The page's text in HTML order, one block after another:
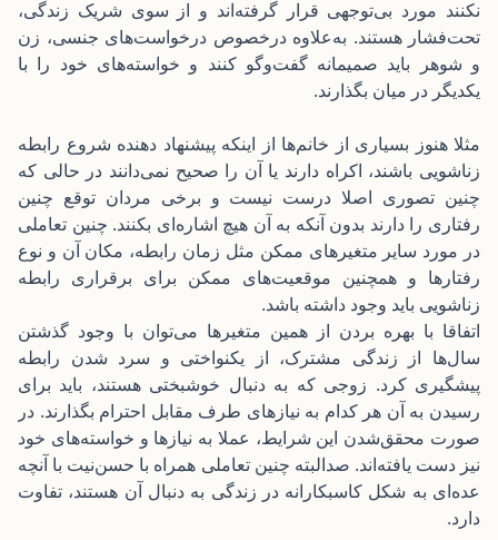
نکنند مورد بی‌توجهی قرار گرفته‌اند و از سوی شریک زندگی،
تحت‌فشار هستند. به‌علاوه درخصوص درخواست‌های جنسی، زن
و شوهر باید صمیمانه گفت‌وگو کنند و خواسته‌های خود را با
یکدیگر در میان بگذارند.
مثلا هنوز بسیاری از خانم‌ها از اینکه پیشنهاد دهنده شروع رابطه
زناشویی باشند، اکراه دارند یا آن را صحیح نمی‌دانند در حالی که
چنین تصوری اصلا درست نیست و برخی مردان توقع چنین
رفتاری را دارند بدون آنکه به آن هیچ اشاره‌ای بکنند. چنین تعاملی
در مورد سایر متغیرهای ممکن مثل زمان رابطه، مکان آن و نوع
رفتارها و همچنین موقعیت‌های ممکن برای برقراری رابطه
زناشویی باید وجود داشته باشد.
اتفاقا با بهره بردن از همین متغیرها می‌توان با وجود گذشتن
سال‌ها از زندگی مشترک، از یکنواختی و سرد شدن رابطه
پیشگیری کرد. زوجی که به دنبال خوشبختی هستند، باید برای
رسیدن به آن هر کدام به نیازهای طرف مقابل احترام بگذارند. در
صورت محقق‌شدن این شرایط، عملا به نیازها و خواسته‌های خود
نیز دست یافته‌اند. صدالبته چنین تعاملی همراه با حسن‌نیت با آنچه
عده‌ای به شکل کاسبکارانه در زندگی به دنبال آن هستند، تفاوت
دارد.